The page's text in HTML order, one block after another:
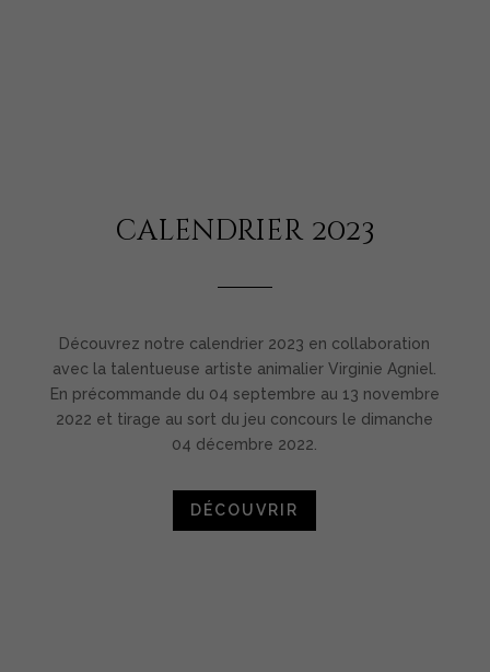
calendrier 2023
Découvrez notre calendrier 2023 en collaboration
avec la talentueuse artiste animalier Virginie Agniel.
En précommande du 04 septembre au 13 novembre
2022 et tirage au sort du jeu concours le dimanche
04 décembre 2022.
DÉCOUVRIR